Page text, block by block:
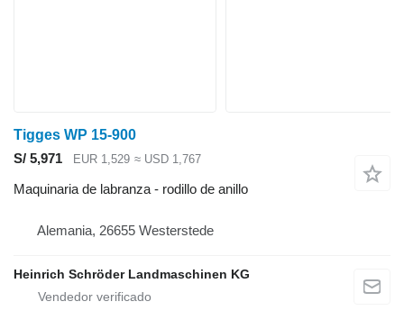
Tigges WP 15-900
S/ 5,971
EUR 1,529 ≈ USD 1,767
Maquinaria de labranza - rodillo de anillo
Alemania, 26655 Westerstede
Heinrich Schröder Landmaschinen KG